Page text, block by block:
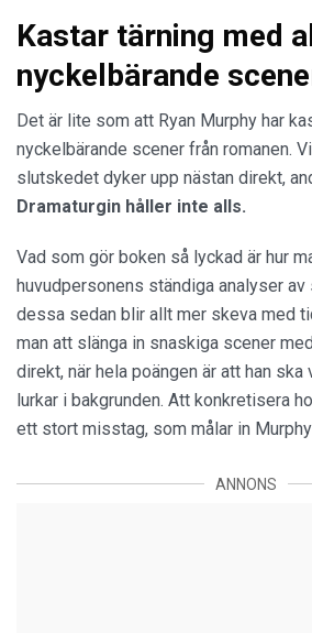
Kastar tärning med
nyckelbärande
Det är lite som att Ryan Murphy har
nyckelbärande scener från romanen.
slutskedet dyker upp nästan direkt,
Dramaturgin håller inte alls.
Vad som gör boken så lyckad är hur
huvudpersonens ständiga analyser av
dessa sedan blir allt mer skeva med
man att slänga in snaskiga scener
direkt, när hela poängen är att han ska
lurkar i bakgrunden. Att konkretisera
ett stort misstag, som målar in
ANNONS